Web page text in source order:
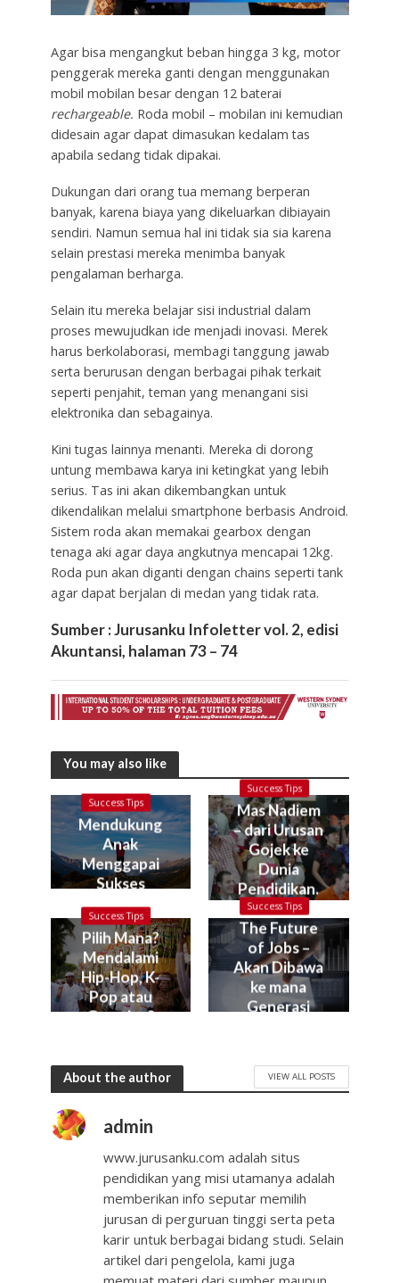
Agar bisa mengangkut beban hingga 3 kg, motor
penggerak mereka ganti dengan menggunakan
mobil mobilan besar dengan 12 baterai
rechargeable. Roda mobil – mobilan ini kemudian
didesain agar dapat dimasukan kedalam tas
apabila sedang tidak dipakai.
Dukungan dari orang tua memang berperan
banyak, karena biaya yang dikeluarkan dibiayain
sendiri. Namun semua hal ini tidak sia sia karena
selain prestasi mereka menimba banyak
pengalaman berharga.
Selain itu mereka belajar sisi industrial dalam
proses mewujudkan ide menjadi inovasi. Merek
harus berkolaborasi, membagi tanggung jawab
serta berurusan dengan berbagai pihak terkait
seperti penjahit, teman yang menangani sisi
elektronika dan sebagainya.
Kini tugas lainnya menanti. Mereka di dorong
untung membawa karya ini ketingkat yang lebih
serius. Tas ini akan dikembangkan untuk
dikendalikan melalui smartphone berbasis Android.
Sistem roda akan memakai gearbox dengan
tenaga aki agar daya angkutnya mencapai 12kg.
Roda pun akan diganti dengan chains seperti tank
agar dapat berjalan di medan yang tidak rata.
Sumber : Jurusanku Infoletter vol. 2, edisi
Akuntansi, halaman 73 – 74
You may also like
Success Tips
Mendukung
Anak
Menggapai
Sukses
Success Tips
Mas Nadiem
– dari Urusan
Gojek ke
Dunia
Pendidikan.
Kok bisa?
Success Tips
Pilih Mana?
Mendalami
Hip-Hop, K-
Pop atau
Gamelan?
Success Tips
The Future
of Jobs –
Akan Dibawa
ke mana
Generasi
About the author VIEW ALL POSTS
admin
www.jurusanku.com adalah situs
pendidikan yang misi utamanya adalah
memberikan info seputar memilih
jurusan di perguruan tinggi serta peta
karir untuk berbagai bidang studi. Selain
artikel dari pengelola, kami juga